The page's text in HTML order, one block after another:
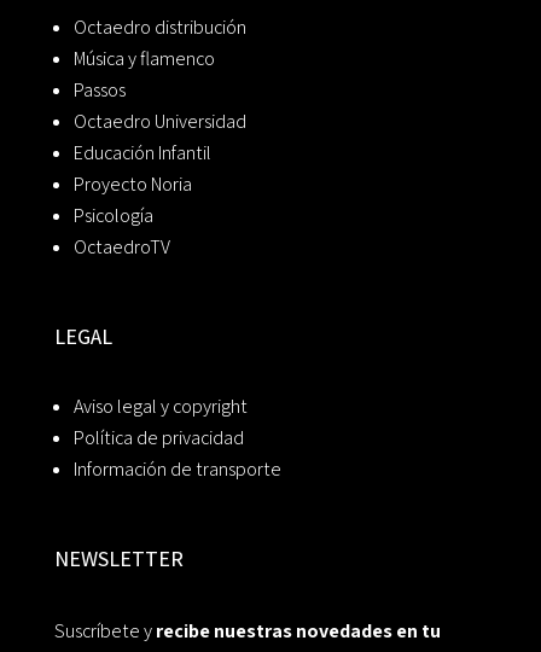
Octaedro distribución
Música y flamenco
Passos
Octaedro Universidad
Educación Infantil
Proyecto Noria
Psicología
OctaedroTV
LEGAL
Aviso legal y copyright
Política de privacidad
Información de transporte
NEWSLETTER
Suscríbete yrecibe nuestras novedades en tu